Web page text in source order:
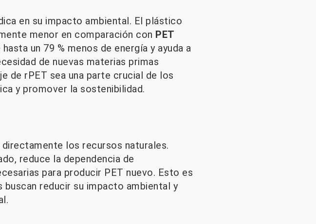
en su impacto ambiental. El plástico
menor en comparación con PET
un 79 % menos de energía y ayuda a
de nuevas materias primas
de rPET sea una parte crucial de los
y promover la sostenibilidad.
los recursos naturales.
reduce la dependencia de
para producir PET nuevo. Esto es
reducir su impacto ambiental y